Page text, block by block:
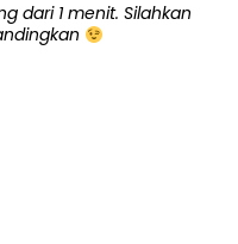
dari 1 menit. Silahkan